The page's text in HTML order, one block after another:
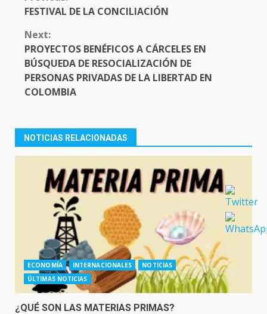
READING
FESTIVAL DE LA CONCILIACIÓN
Next:
PROYECTOS BENÉFICOS A CÁRCELES EN
BÚSQUEDA DE RESOCIALIZACIÓN DE
PERSONAS PRIVADAS DE LA LIBERTAD EN
COLOMBIA
NOTICIAS RELACIONADAS
ECONOMÍA INTERNACIONALES
NOTICIAS
ÚLTIMAS NOTICIAS
¿QUÉ SON LAS MATERIAS PRIMAS?